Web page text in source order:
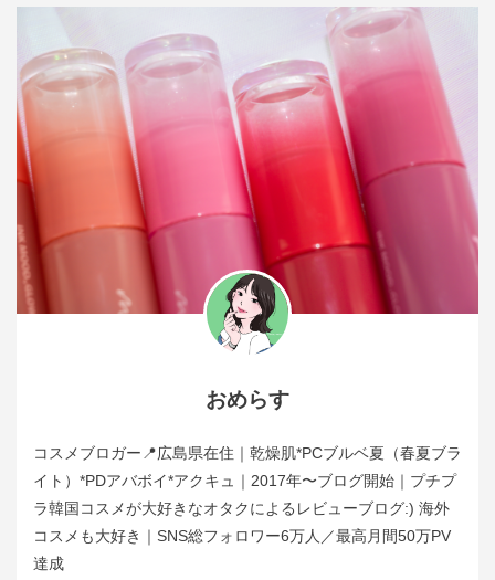
おめらす
コスメブロガー📍広島県在住｜乾燥肌*PCブルベ夏（春夏ブラ
イト）*PDアバボイ*アクキュ｜2017年〜ブログ開始｜プチプ
ラ韓国コスメが大好きなオタクによるレビューブログ:) 海外
コスメも大好き｜SNS総フォロワー6万人／最高月間50万PV
達成